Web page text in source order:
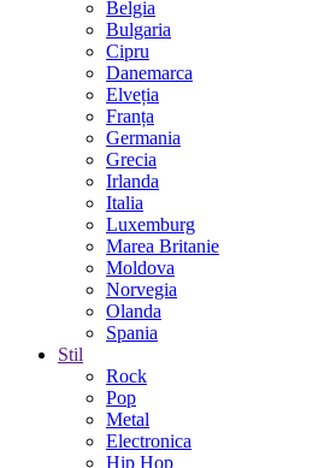
Belgia
Bulgaria
Cipru
Danemarca
Elveția
Franța
Germania
Grecia
Irlanda
Italia
Luxemburg
Marea Britanie
Moldova
Norvegia
Olanda
Spania
Stil
Rock
Pop
Metal
Electronica
Hip Hop